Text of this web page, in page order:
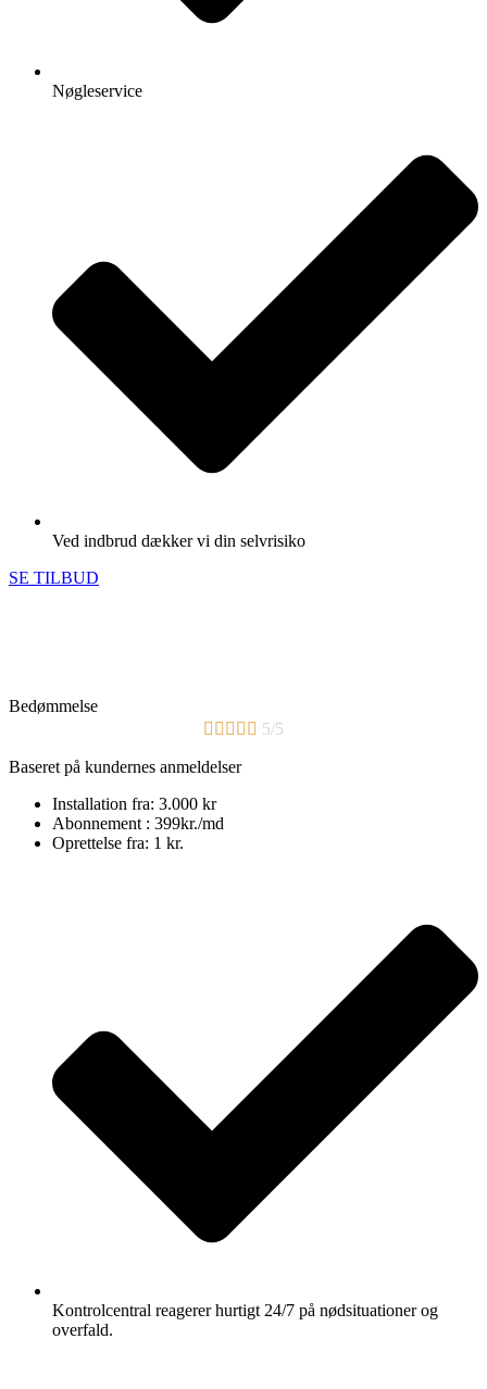
Nøgleservice
Ved indbrud dækker vi din selvrisiko
SE TILBUD
Bedømmelse
     5/5
Baseret på kundernes anmeldelser
Installation fra: 3.000 kr
Abonnement : 399kr./md
Oprettelse fra: 1 kr.
Kontrolcentral reagerer hurtigt 24/7 på nødsituationer og
overfald.